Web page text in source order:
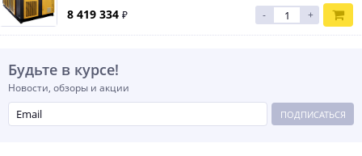
8 419 334 ₽ - +
Будьте в курсе!
Новости, обзоры и акции
ПОДПИСАТЬСЯ